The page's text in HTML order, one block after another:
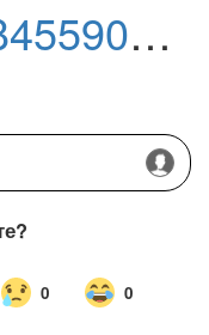
Обновление KB4559003 (Build 17763.1369) Preview для Windows 10, версия 1809